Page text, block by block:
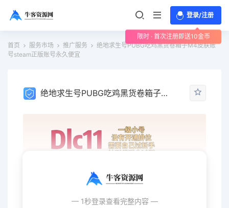
登录/注册
限时 · 首次注册即送10金币
首页 服务市场 推广服务
绝地求生号PUBG吃鸡黑货卷箱子M4皮肤账
号steam正版账号永久便宜
绝地求生号PUBG吃鸡黑货卷箱子M4皮肤账号steam正版账号永久便宜
— 1秒登录查看完整内容 —